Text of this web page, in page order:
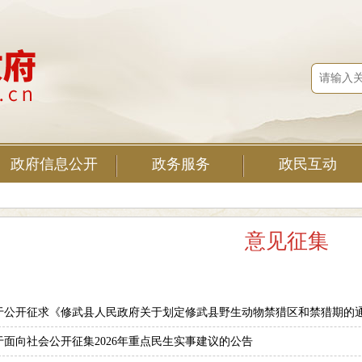
政府信息公开 政务服务 政民互动
意见征集
公开征求《修武县人民政府关于划定修武县野生动物禁猎区和禁猎期的
面向社会公开征集2026年重点民生实事建议的公告